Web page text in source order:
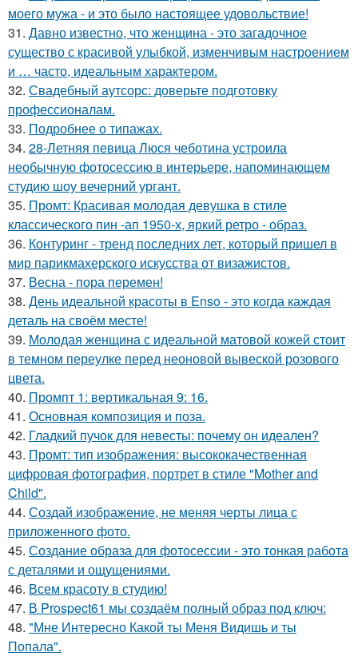
моего мужа - и это было настоящее удовольствие!
31. Давно известно, что женщина - это загадочное
существо с красивой улыбкой, изменчивым настроением
и … часто, идеальным характером.
32. Свадебный аутсорс: доверьте подготовку
профессионалам.
33. Подробнее о типажах.
34. 28-Летняя певица Люся чеботина устроила
необычную фотосессию в интерьере, напоминающем
студию шоу вечерний ургант.
35. Промт: Красивая молодая девушка в стиле
классического пин -ап 1950-х, яркий ретро - образ.
36. Контуринг - тренд последних лет, который пришел в
мир парикмахерского искусства от визажистов.
37. Весна - пора перемен!
38. День идеальной красоты в Enso - это когда каждая
деталь на своём месте!
39. Молодая женщина с идеальной матовой кожей стоит
в темном переулке перед неоновой вывеской розового
цвета.
40. Промпт 1: вертикальная 9: 16.
41. Основная композиция и поза.
42. Гладкий пучок для невесты: почему он идеален?
43. Промт: тип изображения: высококачественная
цифровая фотография, портрет в стиле "Mother and
Child".
44. Создай изображение, не меняя черты лица с
приложенного фото.
45. Создание образа для фотосессии - это тонкая работа
с деталями и ощущениями.
46. Всем красоту в студию!
47. В Prospect61 мы создаём полный образ под ключ:
48. "Мне Интересно Какой ты Меня Видишь и ты
Попала".